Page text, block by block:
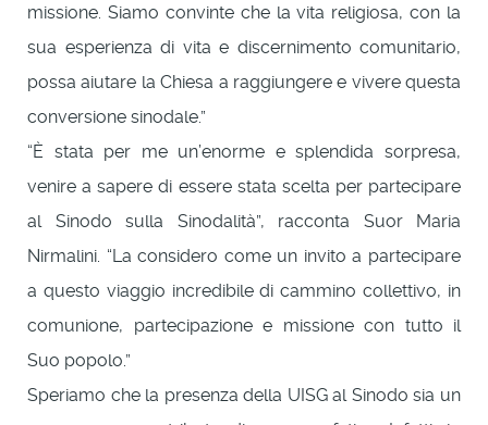
missione. Siamo convinte che la vita religiosa, con la
sua esperienza di vita e discernimento comunitario,
possa aiutare la Chiesa a raggiungere e vivere questa
conversione sinodale.”
“È stata per me un’enorme e splendida sorpresa,
venire a sapere di essere stata scelta per partecipare
al Sinodo sulla Sinodalità”, racconta Suor Maria
Nirmalini. “La considero come un invito a partecipare
a questo viaggio incredibile di cammino collettivo, in
comunione, partecipazione e missione con tutto il
Suo popolo.”
Speriamo che la presenza della UISG al Sinodo sia un